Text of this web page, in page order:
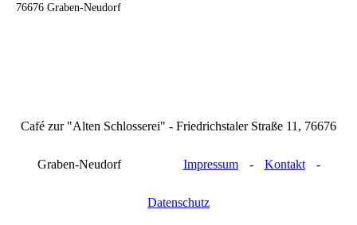
76676 Graben-Neudorf
Café zur "Alten Schlosserei" - Friedrichstaler Straße 11, 76676
Graben-Neudorf Impressum - Kontakt -
Datenschutz